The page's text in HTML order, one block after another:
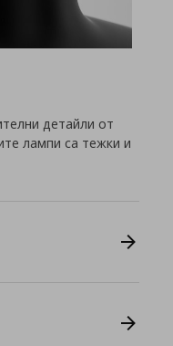
детайли от
лампи са тежки и